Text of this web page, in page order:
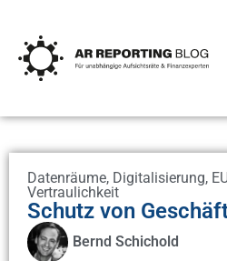
Datenräume, Digitalisierung,
Vertraulichkeit
Schutz von
Bernd Schichold